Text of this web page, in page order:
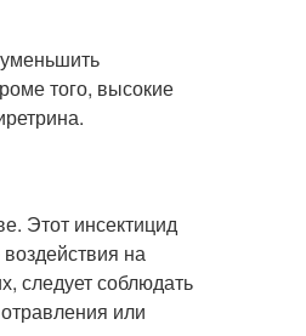
того, высокие
Этот инсектицид
на
следует соблюдать
или